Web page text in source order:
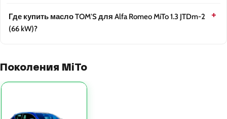
Где купить масло TOM'S для Alfa Romeo MiTo 1.3 JTDm-2
(66 kW)?
Поколения MiTo